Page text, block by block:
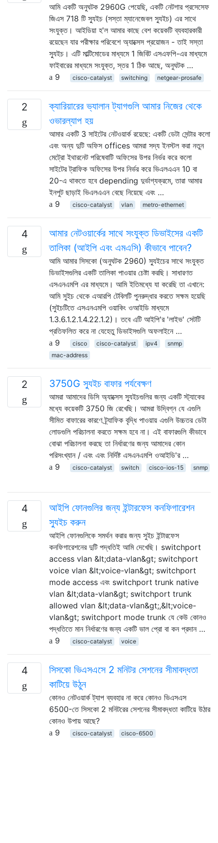
আমি একটি অনুঘটক 2960G পেয়েছি, একটি নেটগার প্রসেসেফ
জিএস 718 টি স্যুইচ (সস্তা ম্যানেজেবল স্যুইচ) এর সাথে
সংযুক্ত। আইডিয়া হ'ল আমার কাছে বেশ কয়েকটি ব্যবহারকারী
রয়েছেন যার পরীক্ষার পরিবেশে অ্যাক্সেস প্রয়োজন - তাই সস্তা
স্যুইচ। এটি মাল্টিমোডের মাধ্যমে 1 জিবিট এসএফপি-এর মাধ্যমে
ফাইবারের মাধ্যমে সংযুক্ত, স্তর 1 ঠিক আছে, অনুঘটক …
9
cisco-catalyst switching netgear-prosafe
2
ক্যারিয়ারের ভ্যালান ট্যাগগুলি আমার নিজের থেকে
ওভারল্যাপ হয়
আমার একটি 3 সাইটের নেটওয়ার্ক রয়েছে: একটি ডেটা সেন্টার কলো
এবং অন্য দুটি অফিস offices আমরা সদ্য ইনস্টল করা নতুন
মেট্রো ইথারনেট পরিষেবাটি অফিসের উপর নির্ভর করে কলো
সাইটের ট্রাফিক অফিসের উপর নির্ভর করে ভিএলএএন 10 বা
20-এ থাকতে হবে depending দুর্ভাগ্যক্রমে, তারা আমার
ইনপুট ছাড়াই ভিএলএএন বেছে নিয়েছে এবং …
9
cisco-catalyst vlan metro-ethernet
4
আমার নেটওয়ার্কের সাথে সংযুক্ত ডিভাইসের একটি
তালিকা (আইপি এবং এমএসি) কীভাবে পাবেন?
আমি আমার সিসকো (অনুঘটক 2960) স্যুইচের সাথে সংযুক্ত
ডিভাইসগুলির একটি তালিকা পাওয়ার চেষ্টা করছি। সাধারণত
এসএনএমপি এর মাধ্যমে। আমি ইতিমধ্যে যা করেছি তা এখানে:
আমি সুইচ থেকে এআরপি টেবিলটি পুনরুদ্ধার করতে সক্ষম হয়েছি
(সুইচটিতে এসএনএমপি ওয়াকিং ওআইডি মাধ্যমে
1.3.6.1.2.1.4.22.1.2)। তবে এটি আইপি'র 'লাইভ' সেটটি
প্রতিফলিত করে না যেহেতু ডিভাইসগুলি অফলাইনে …
9
cisco cisco-catalyst ipv4
snmp
mac-address
2 3750G স্যুইচ বাফার পর্যবেক্ষণ
আমরা আমাদের ডিসি অ্যাক্সেস স্যুইচগুলির জন্য একটি স্ট্যাকের
মধ্যে কয়েকটি 3750 জি রেখেছি। আমরা উদ্বিগ্ন যে এগুলি
সীমিত বাফারের কারণে ট্র্যাফিক বৃদ্ধি পাওয়ায় এগুলি উচ্চতর ডেটা
লোডগুলি পরিচালনা করতে সক্ষম হবে না। এই বাফারগুলি কীভাবে
বোঝা পরিচালনা করছে তা নির্ধারণের জন্য আমাদের কোন
পরিসংখ্যান / এবং এবং নির্দিষ্ট এসএনএমপি ওআইডি'র …
9
cisco-catalyst switch cisco-ios-15 snmp
4
আইপি ফোনগুলির জন্য ইন্টারফেস কনফিগারেশন
স্যুইচ করুন
আইপি ফোনগুলিকে সমর্থন করার জন্য সুইচ ইন্টারফেস
কনফিগারেশনের দুটি পদ্ধতিই আমি দেখেছি। switchport
access vlan &lt;data-vlan&gt; switchport
voice vlan &lt;voice-vlan&gt; switchport
mode access এবং switchport trunk native
vlan &lt;data-vlan&gt; switchport trunk
allowed vlan &lt;data-vlan&gt;,&lt;voice-
vlan&gt; switchport mode trunk যে কেউ কোনও
পদ্ধতিতে মান নির্ধারণের জন্য একটি ভাল প্রো বা কন প্রদান …
9
cisco-catalyst voice
4
সিসকো ভিএসএসে 2 মনিটর সেশনের সীমাবদ্ধতা
কাটিয়ে উঠুন
কোনও নেটওয়ার্ক ট্যাপ ব্যবহার না করে কোনও ভিএসএস
6500-তে সিসকো 2 মনিটরের সেশনের সীমাবদ্ধতা কাটিয়ে উঠার
কোনও উপায় আছে?
9
cisco-catalyst cisco-6500